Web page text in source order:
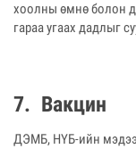
хоолны өмнө болон
гараа угаах дадлыг
7. Вакцин
ДЭМБ, НҮБ-ийн